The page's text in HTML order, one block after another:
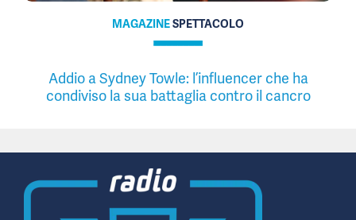
MAGAZINESPETTACOLO
Addio a Sydney Towle: l’influencer che ha
condiviso la sua battaglia contro il cancro